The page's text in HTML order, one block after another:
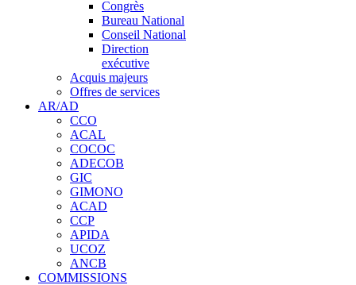
Congrès
Bureau National
Conseil National
Direction
exécutive
Acquis majeurs
Offres de services
AR/AD
CCO
ACAL
COCOC
ADECOB
GIC
GIMONO
ACAD
CCP
APIDA
UCOZ
ANCB
COMMISSIONS